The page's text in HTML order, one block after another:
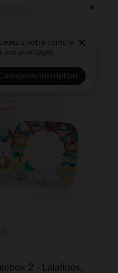
à votre compte
vos avantages
Inscription
2 - Lalalinos,